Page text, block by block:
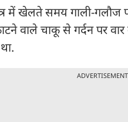
में खेलते समय गाली-
वाले चाकू से गर्दन पर
ADVERTISEMENT